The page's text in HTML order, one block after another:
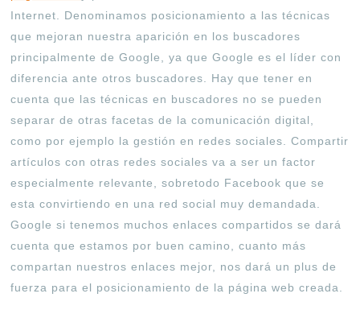
Internet. Denominamos posicionamiento a las técnicas
que mejoran nuestra aparición en los buscadores
principalmente de Google, ya que Google es el líder con
diferencia ante otros buscadores. Hay que tener en
cuenta que las técnicas en buscadores no se pueden
separar de otras facetas de la comunicación digital,
como por ejemplo la gestión en redes sociales. Compartir
artículos con otras redes sociales va a ser un factor
especialmente relevante, sobretodo Facebook que se
esta convirtiendo en una red social muy demandada.
Google si tenemos muchos enlaces compartidos se dará
cuenta que estamos por buen camino, cuanto más
compartan nuestros enlaces mejor, nos dará un plus de
fuerza para el posicionamiento de la página web creada.